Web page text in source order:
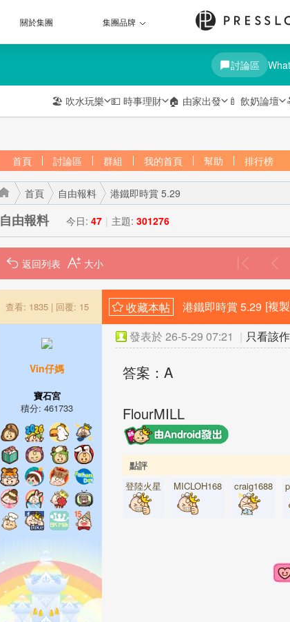
關於集團 集團品牌
討論區
🏖️ 吹水玩樂 💵 時事理財 🏠 由家出發 🍼 飲奶論壇
首頁 討論區 群組 我的首頁 幫助 排行榜
首頁
›
自由報料 港鐵即時賞 5.29
自由報料 今日: 47 | 主題: 301276
返回列表
查看: 1835| 回覆: 15 港鐵即時賞 5.29 [複
Vin仔媽
寶石宮
積分: 461733
發表於 26-5-29 07:21 | 只看該
答案：A
FlourMILL
點評
登陸火星
MICLOH168 craig1688